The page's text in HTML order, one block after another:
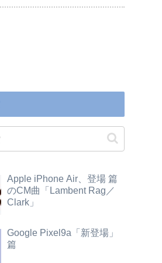
Apple iPhone Air、登場 篇
のCM曲「Lambent Rag／
Clark」
Google Pixel9a「新登場」
篇